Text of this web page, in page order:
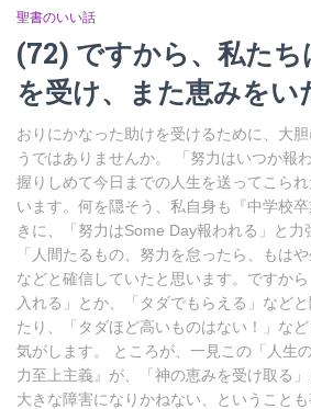
聖書のいい話
(72) ですから、私た
を受け、また恵みをい
おりにかなった助けを受けるために、大
うではありませんか。 「努力はいつか報
握りしめて今日までの人生を送ってこら
います。何を隠そう、私自身も『中学校
きに、「努力はSome Day報われる」と力
「人間たるもの、努力を怠ったら、もは
などと確信していたと思います。ですか
入れる」とか、「タダでもらえる」など
たり、「タダほど高いものはない！」な
気がします。 ところが、一見この「人生
力至上主義』が、「神の恵みを受け取る」
大きな障害になりかねない、ということ